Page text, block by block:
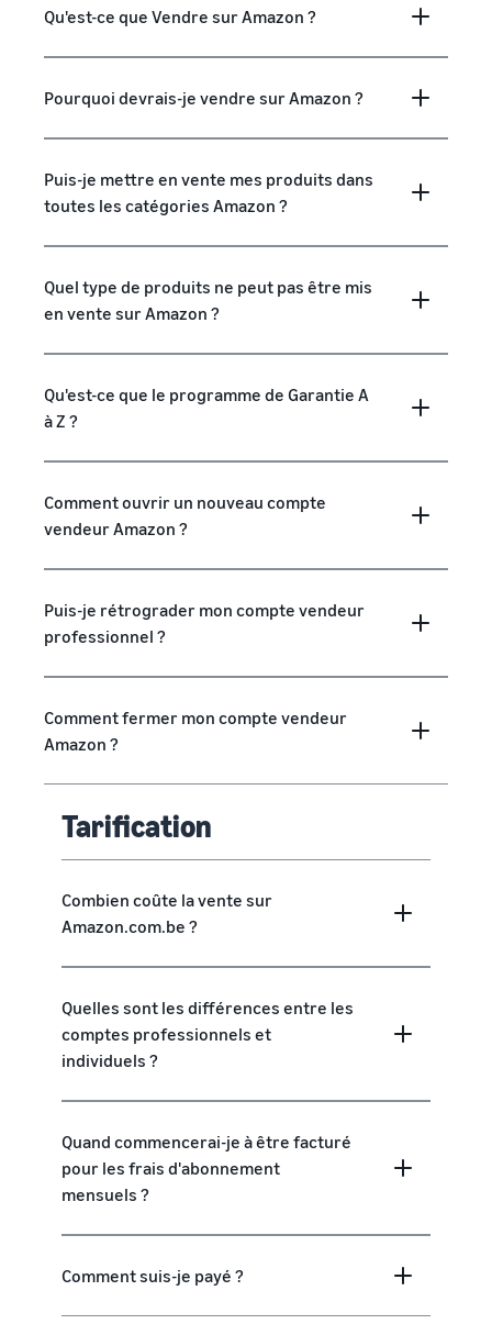
Qu'est-ce que Vendre sur Amazon ?
Pourquoi devrais-je vendre sur Amazon ?
Puis-je mettre en vente mes produits dans
toutes les catégories Amazon ?
Quel type de produits ne peut pas être mis
en vente sur Amazon ?
Qu'est-ce que le programme de Garantie A
à Z ?
Comment ouvrir un nouveau compte
vendeur Amazon ?
Puis-je rétrograder mon compte vendeur
professionnel ?
Comment fermer mon compte vendeur
Amazon ?
Tarification
Combien coûte la vente sur
Amazon.com.be ?
Quelles sont les différences entre les
comptes professionnels et
individuels ?
Quand commencerai-je à être facturé
pour les frais d'abonnement
mensuels ?
Comment suis-je payé ?